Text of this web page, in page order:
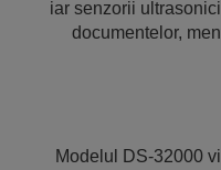
iar senzorii
documentelor,
Modelul DS-32000